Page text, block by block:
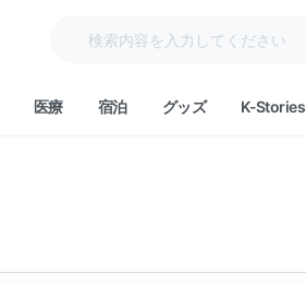
医療 宿泊 グッズ K-Stories